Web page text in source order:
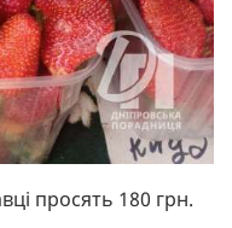
просять 180 грн.